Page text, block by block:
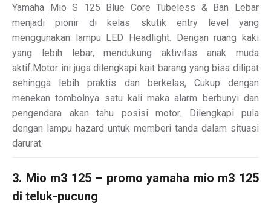
Yamaha Mio S 125 Blue Core Tubeless & Ban Lebar
menjadi pionir di kelas skutik entry level yang
menggunakan lampu LED Headlight. Dengan ruang kaki
yang lebih lebar, mendukung aktivitas anak muda
aktif.Motor ini juga dilengkapi kait barang yang bisa dilipat
sehingga lebih praktis dan berkelas, Cukup dengan
menekan tombolnya satu kali maka alarm berbunyi dan
pengendara akan tahu posisi motor. Dilengkapi pula
dengan lampu hazard untuk memberi tanda dalam situasi
darurat.
3. Mio m3 125 – promo yamaha mio m3 125
di teluk-pucung